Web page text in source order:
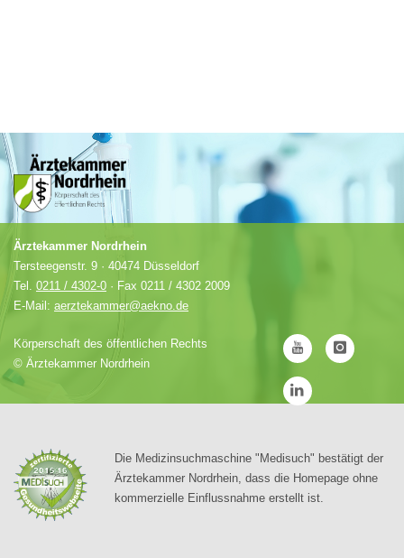
Ärztekammer Nordrhein
Tersteegenstr. 9 · 40474 Düsseldorf
Tel. 0211 / 4302-0 · Fax 0211 / 4302 2009
E-Mail: aerztekammer@aekno.de
Körperschaft des öffentlichen Rechts
© Ärztekammer Nordrhein
Die Medizinsuchmaschine "Medisuch" bestätigt der
Ärztekammer Nordrhein, dass die Homepage ohne
kommerzielle Einflussnahme erstellt ist.